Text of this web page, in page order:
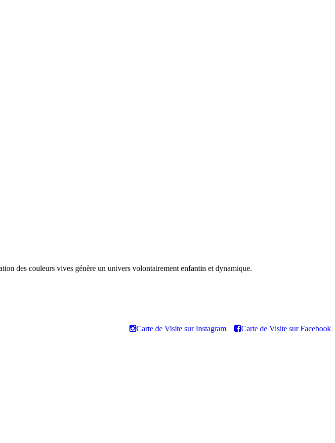
des couleurs vives génère un univers volontairement enfantin et dynamique.
Carte de Visite sur Facebook
Carte de Visite sur Instagram